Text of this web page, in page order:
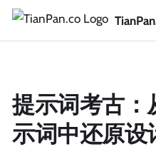
提示词考古：
示词中还原设